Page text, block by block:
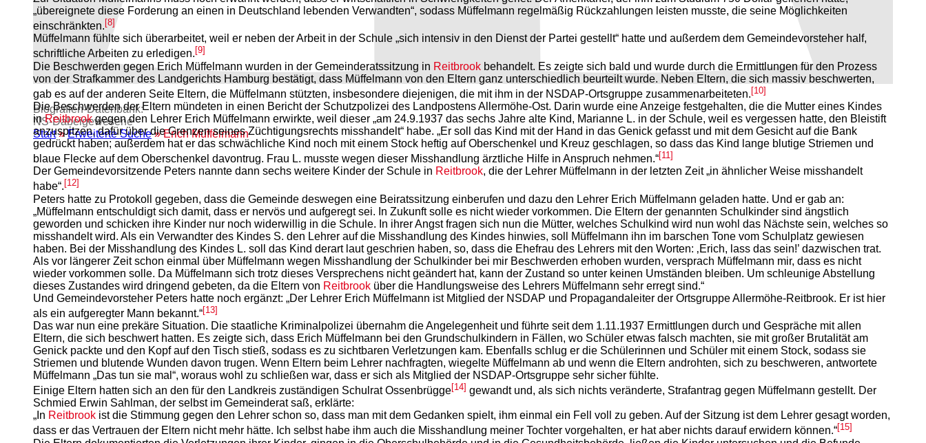
Biografien-Datenbank:
NS‑Dabeigewesene
Start»Erweiterte Suche» Erich Müffelmann
„übereignete diese Forderung an einen in Deutschland lebenden Verwandten“, sodass Müffelmann regelmäßig Rückzahlungen leisten musste, die seine Möglichkeiten
einschränkten. [8]
Müffelmann fühlte sich überarbeitet, weil er neben der Arbeit in der Schule „sich intensiv in den Dienst der Partei gestellt“ hatte und außerdem dem Gemeindevorsteher half,
schriftliche Arbeiten zu erledigen. [9]
Die Beschwerden gegen Erich Müffelmann wurden in der Gemeinderatssitzung in Reitbrook behandelt. Es zeigte sich bald und wurde durch die Ermittlungen für den Prozess
von der Strafkammer des Landgerichts Hamburg bestätigt, dass Müffelmann von den Eltern ganz unterschiedlich beurteilt wurde. Neben Eltern, die sich massiv beschwerten,
gab es auf der anderen Seite Eltern, die Müffelmann stützten, insbesondere diejenigen, die mit ihm in der NSDAP-Ortsgruppe zusammenarbeiteten.[10]
Die Beschwerden der Eltern mündeten in einen Bericht der Schutzpolizei des Landpostens Allermöhe-Ost. Darin wurde eine Anzeige festgehalten, die die Mutter eines Kindes
inReitbrookgegen den Lehrer Erich Müffelmann erwirkte, weil dieser „am 24.9.1937 das sechs Jahre alte Kind, Marianne L. in der Schule, weil es vergessen hatte, den Bleistift
anzuspitzen, dafür über die Grenzen seines Züchtigungsrechts misshandelt“ habe. „Er soll das Kind mit der Hand in das Genick gefasst und mit dem Gesicht auf die Bank
gedrückt haben; außerdem hat er das schwächliche Kind noch mit einem Stock heftig auf Oberschenkel und Kreuz geschlagen, so dass das Kind lange blutige Striemen und
blaue Flecke auf dem Oberschenkel davontrug. Frau L. musste wegen dieser Misshandlung ärztliche Hilfe in Anspruch nehmen.“[11]
Der Gemeindevorsitzende Peters nannte dann sechs weitere Kinder der Schule in Reitbrook, die der Lehrer Müffelmann in der letzten Zeit „in ähnlicher Weise misshandelt
habe“. [12]
Peters hatte zu Protokoll gegeben, dass die Gemeinde deswegen eine Beiratssitzung einberufen und dazu den Lehrer Erich Müffelmann geladen hatte. Und er gab an:
„Müffelmann entschuldigt sich damit, dass er nervös und aufgeregt sei. In Zukunft solle es nicht wieder vorkommen. Die Eltern der genannten Schulkinder sind ängstlich
geworden und schicken ihre Kinder nur noch widerwillig in die ­Schule. In ihrer Angst fragen sich nun die Mütter, welches Schulkind wird nun wohl das Nächste sein, welches so
misshandelt wird. Als ein Verwandter des Kindes S. den Lehrer auf die Misshandlung des Kindes hinwies, soll Müffelmann ihn im barschen Tone vom Schulplatz gewiesen
haben. Bei der Misshandlung des Kindes L. soll das Kind derart laut geschrien haben, so, dass die Ehefrau des Lehrers mit den Worten: ‚Erich, lass das sein!’ dazwischen trat.
Als vor längerer Zeit schon einmal über Müffelmann wegen Misshandlung der Schulkinder bei mir Beschwerden erhoben wurden, versprach Müffelmann mir, dass es nicht
wieder vorkommen solle. Da Müffelmann sich trotz dieses Versprechens nicht geändert hat, kann der Zustand so unter keinen Umständen bleiben. Um schleunige Abstellung
dieses Zustandes wird dringend gebeten, da die Eltern von Reitbrook über die Handlungsweise des Lehrers Müffelmann sehr erregt sind.“
Und Gemeindevorsteher Peters hatte noch ergänzt: „Der Lehrer Erich Müffelmann ist Mitglied der NSDAP und Propagandaleiter der Ortsgruppe Allermöhe-Reitbrook. Er ist hier
als ein aufgeregter Mann bekannt.“[13]
Das war nun eine prekäre Situation. Die staatliche Kriminalpolizei übernahm die Angelegenheit und führte seit dem 1.11.1937 Ermittlungen durch und Gespräche mit allen
Eltern, die sich beschwert hatten. Es zeigte sich, dass Erich Müffelmann bei den Grundschulkindern in Fällen, wo Schüler etwas falsch machten, sie mit großer Brutalität am
Genick packte und den Kopf auf den Tisch stieß, sodass es zu sichtbaren Verletzungen kam. Ebenfalls schlug er die Schülerinnen und Schüler mit einem Stock, sodass sie
Striemen und blutende Wunden davon trugen. Wenn Eltern beim Lehrer nachfragten, wiegelte Müffelmann ab und wenn die Eltern androhten, sich zu beschweren, antwortete
Müffelmann „Das tun sie mal“, woraus wohl zu schließen war, dass er sich als Mitglied der NSDAP-Ortsgruppe sehr sicher fühlte.
Einige Eltern hatten sich an den für den Landkreis zuständigen Schulrat Ossenbrügge[14] gewandt und, als sich nichts veränderte, Strafantrag gegen Müffelmann gestellt. Der
Schmied Erwin Sahlman, der selbst im Gemeinderat saß, erklärte:
„In Reitbrook ist die Stimmung gegen den Lehrer schon so, dass man mit dem Gedanken spielt, ihm einmal ein Fell voll zu geben. Auf der Sitzung ist dem Lehrer gesagt worden,
dass er das Vertrauen der Eltern nicht mehr hätte. Ich selbst habe ihm auch die Misshandlung meiner Tochter vorgehalten, er hat aber nichts darauf erwidern können.“[15]